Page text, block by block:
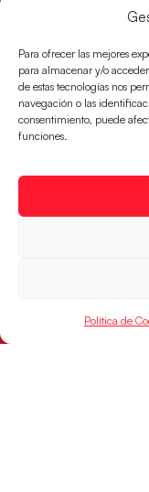
Para ofrecer las mejores
para almacenar y/o
de estas tecnologías nos
navegación o las
consentimiento, puede
funciones.
Política de
conquistar el
Los Hispanos
el partido por el
mañana a las